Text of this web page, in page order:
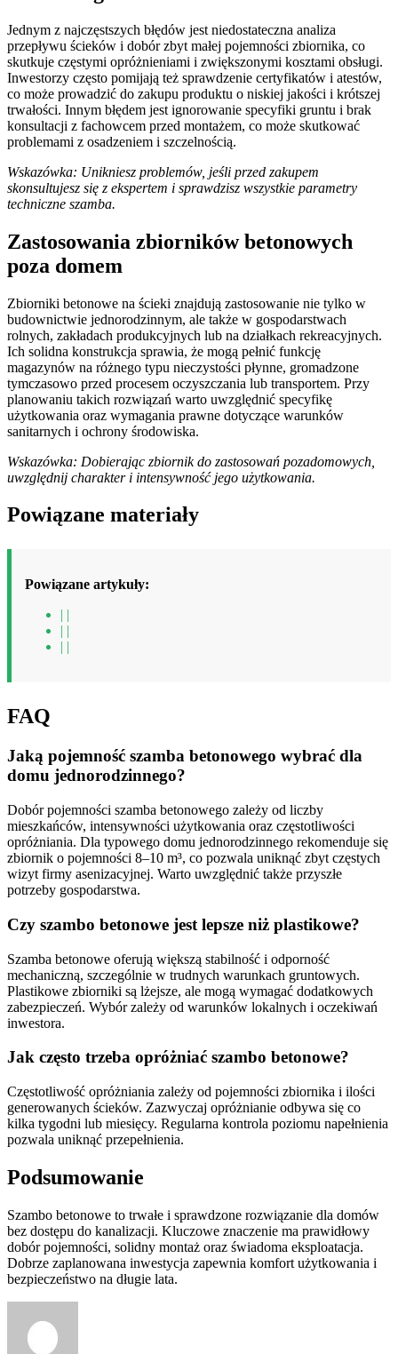
Jednym z najczęstszych błędów jest niedostateczna analiza
przepływu ścieków i dobór zbyt małej pojemności zbiornika, co
skutkuje częstymi opróżnieniami i zwiększonymi kosztami obsługi.
Inwestorzy często pomijają też sprawdzenie certyfikatów i atestów,
co może prowadzić do zakupu produktu o niskiej jakości i krótszej
trwałości. Innym błędem jest ignorowanie specyfiki gruntu i brak
konsultacji z fachowcem przed montażem, co może skutkować
problemami z osadzeniem i szczelnością.
Wskazówka: Unikniesz problemów, jeśli przed zakupem
skonsultujesz się z ekspertem i sprawdzisz wszystkie parametry
techniczne szamba.
Zastosowania zbiorników betonowych
poza domem
Zbiorniki betonowe na ścieki znajdują zastosowanie nie tylko w
budownictwie jednorodzinnym, ale także w gospodarstwach
rolnych, zakładach produkcyjnych lub na działkach rekreacyjnych.
Ich solidna konstrukcja sprawia, że mogą pełnić funkcję
magazynów na różnego typu nieczystości płynne, gromadzone
tymczasowo przed procesem oczyszczania lub transportem. Przy
planowaniu takich rozwiązań warto uwzględnić specyfikę
użytkowania oraz wymagania prawne dotyczące warunków
sanitarnych i ochrony środowiska.
Wskazówka: Dobierając zbiornik do zastosowań pozadomowych,
uwzględnij charakter i intensywność jego użytkowania.
Powiązane materiały
Powiązane artykuły:
FAQ
Jaką pojemność szamba betonowego wybrać dla
domu jednorodzinnego?
Dobór pojemności szamba betonowego zależy od liczby
mieszkańców, intensywności użytkowania oraz częstotliwości
opróżniania. Dla typowego domu jednorodzinnego rekomenduje się
zbiornik o pojemności 8–10 m³, co pozwala uniknąć zbyt częstych
wizyt firmy asenizacyjnej. Warto uwzględnić także przyszłe
potrzeby gospodarstwa.
Czy szambo betonowe jest lepsze niż plastikowe?
Szamba betonowe oferują większą stabilność i odporność
mechaniczną, szczególnie w trudnych warunkach gruntowych.
Plastikowe zbiorniki są lżejsze, ale mogą wymagać dodatkowych
zabezpieczeń. Wybór zależy od warunków lokalnych i oczekiwań
inwestora.
Jak często trzeba opróżniać szambo betonowe?
Częstotliwość opróżniania zależy od pojemności zbiornika i ilości
generowanych ścieków. Zazwyczaj opróżnianie odbywa się co
kilka tygodni lub miesięcy. Regularna kontrola poziomu napełnienia
pozwala uniknąć przepełnienia.
Podsumowanie
Szambo betonowe to trwałe i sprawdzone rozwiązanie dla domów
bez dostępu do kanalizacji. Kluczowe znaczenie ma prawidłowy
dobór pojemności, solidny montaż oraz świadoma eksploatacja.
Dobrze zaplanowana inwestycja zapewnia komfort użytkowania i
bezpieczeństwo na długie lata.